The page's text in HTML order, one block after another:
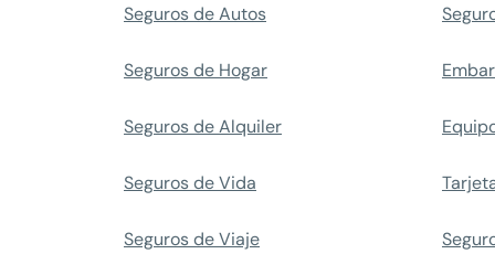
Seguros de Autos
Seguros de Hogar
Seguros de Alquiler
Seguros de Vida
Seguros de Viaje